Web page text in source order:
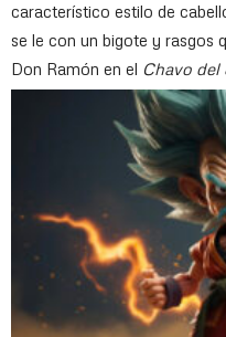
característico estilo de
se le con un bigote y rasgos
Don Ramón en el Chavo del